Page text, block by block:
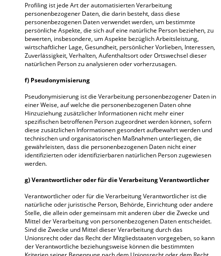
Profiling ist jede Art der automatisierten Verarbeitung
personenbezogener Daten, die darin besteht, dass diese
personenbezogenen Daten verwendet werden, um bestimmte
persönliche Aspekte, die sich auf eine natürliche Person beziehen, zu
bewerten, insbesondere, um Aspekte bezüglich Arbeitsleistung,
wirtschaftlicher Lage, Gesundheit, persönlicher Vorlieben, Interessen,
Zuverlässigkeit, Verhalten, Aufenthaltsort oder Ortswechsel dieser
natürlichen Person zu analysieren oder vorherzusagen.
f) Pseudonymisierung
Pseudonymisierung ist die Verarbeitung personenbezogener Daten in
einer Weise, auf welche die personenbezogenen Daten ohne
Hinzuziehung zusätzlicher Informationen nicht mehr einer
spezifischen betroffenen Person zugeordnet werden können, sofern
diese zusätzlichen Informationen gesondert aufbewahrt werden und
technischen und organisatorischen Maßnahmen unterliegen, die
gewährleisten, dass die personenbezogenen Daten nicht einer
identifizierten oder identifizierbaren natürlichen Person zugewiesen
werden.
g) Verantwortlicher oder für die Verarbeitung Verantwortlicher
Verantwortlicher oder für die Verarbeitung Verantwortlicher ist die
natürliche oder juristische Person, Behörde, Einrichtung oder andere
Stelle, die allein oder gemeinsam mit anderen über die Zwecke und
Mittel der Verarbeitung von personenbezogenen Daten entscheidet.
Sind die Zwecke und Mittel dieser Verarbeitung durch das
Unionsrecht oder das Recht der Mitgliedstaaten vorgegeben, so kann
der Verantwortliche beziehungsweise können die bestimmten